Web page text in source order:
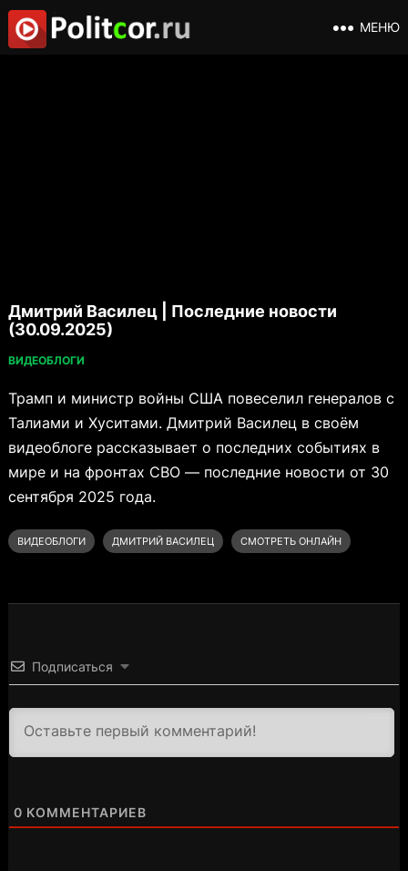
МЕНЮ
Дмитрий Василец | Последние новости
(30.09.2025)
ВИДЕОБЛОГИ
Трамп и министр войны США повеселил генералов с
Талиами и Хуситами. Дмитрий Василец в своём
видеоблоге рассказывает о последних событиях в
мире и на фронтах СВО — последние новости от 30
сентября 2025 года.
ВИДЕОБЛОГИ ДМИТРИЙ ВАСИЛЕЦ СМОТРЕТЬ ОНЛАЙН
Подписаться
0 КОММЕНТАРИЕВ